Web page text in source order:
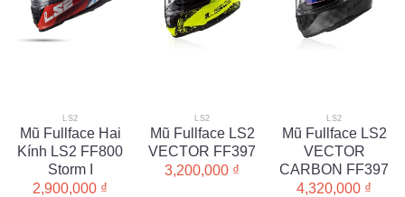
LS2
Mũ Fullface Hai
Kính LS2 FF800
Storm I
2,900,000 ₫
LS2
Mũ Fullface LS2
VECTOR FF397
3,200,000 ₫
LS2
Mũ Fullface LS2
VECTOR
CARBON FF397
4,320,000 ₫